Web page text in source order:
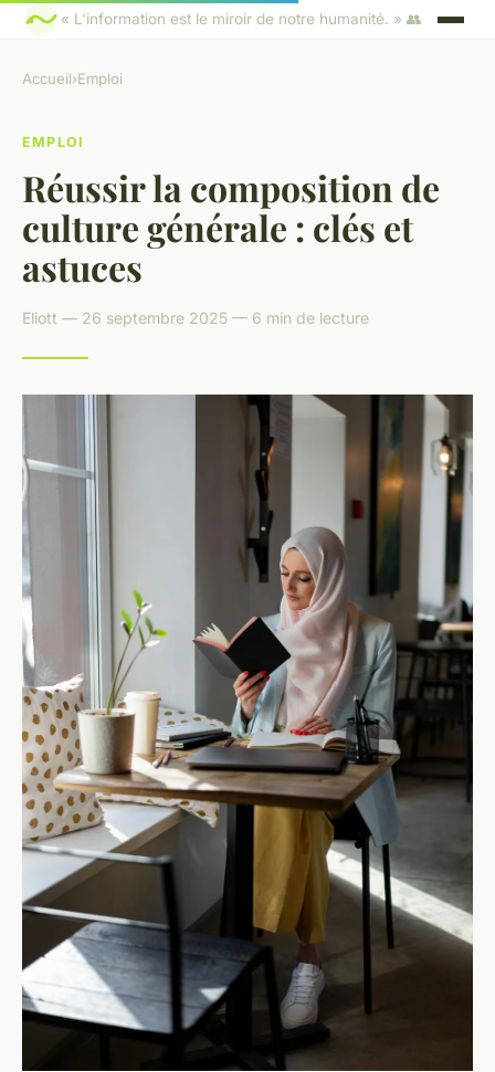
« L'information est le miroir de notre humanité. » 👥
Accueil›Emploi
EMPLOI
Réussir la composition de
culture générale : clés et
astuces
Eliott — 26 septembre 2025 — 6 min de lecture